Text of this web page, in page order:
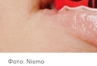
Фото: Nismo